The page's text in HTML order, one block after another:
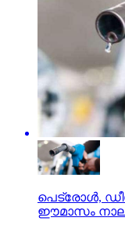
പെട്രോള്‍,
ഈമാസം